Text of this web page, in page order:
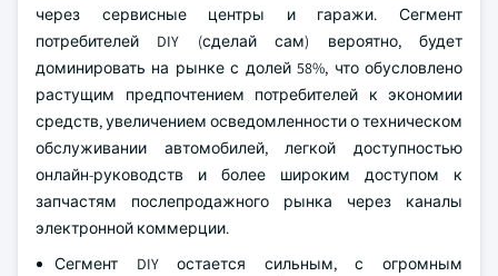
через сервисные центры и гаражи. Сегмент
потребителей DIY (сделай сам) вероятно, будет
доминировать на рынке с долей 58%, что обусловлено
растущим предпочтением потребителей к экономии
средств, увеличением осведомленности о техническом
обслуживании автомобилей, легкой доступностью
онлайн-руководств и более широким доступом к
запчастям послепродажного рынка через каналы
электронной коммерции.
Сегмент DIY остается сильным, с огромным